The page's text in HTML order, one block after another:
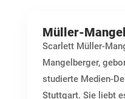
Müller-
Scarlett Müller-
Mangelberger,
studierte Medien-
Stuttgart. Sie liebt